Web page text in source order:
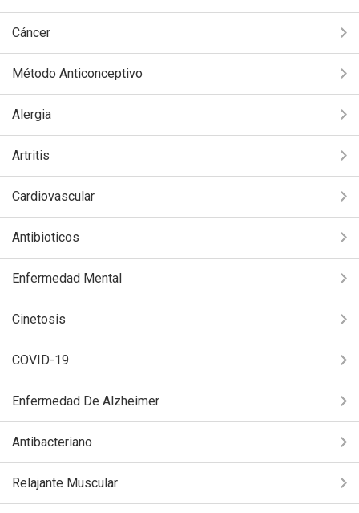
Cáncer
Método Anticonceptivo
Alergia
Artritis
Cardiovascular
Antibioticos
Enfermedad Mental
Cinetosis
COVID-19
Enfermedad De Alzheimer
Antibacteriano
Relajante Muscular